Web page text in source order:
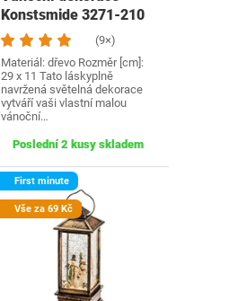
Konstsmide 3271-210
(9×)
Materiál: dřevo Rozměr [cm]:
29 x 11 Tato láskyplně
navržená světelná dekorace
vytváří vaši vlastní malou
vánoční…
Poslední 2 kusy skladem
First minute
Vše za 69 Kč